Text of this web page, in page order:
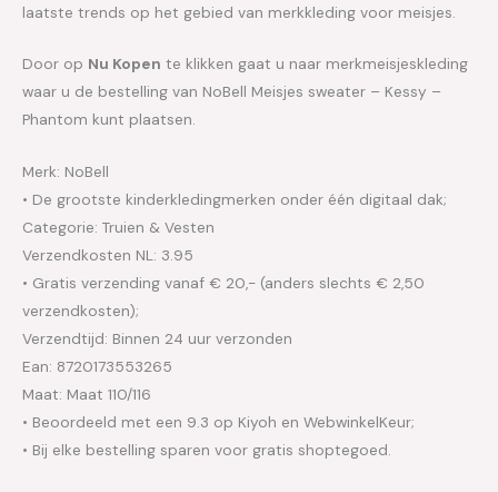
laatste trends op het gebied van merkkleding voor meisjes.
Door op Nu Kopen te klikken gaat u naar merkmeisjeskleding
waar u de bestelling van NoBell Meisjes sweater – Kessy –
Phantom kunt plaatsen.
Merk: NoBell
• De grootste kinderkledingmerken onder één digitaal dak;
Categorie: Truien & Vesten
Verzendkosten NL: 3.95
• Gratis verzending vanaf € 20,- (anders slechts € 2,50
verzendkosten);
Verzendtijd: Binnen 24 uur verzonden
Ean: 8720173553265
Maat: Maat 110/116
• Beoordeeld met een 9.3 op Kiyoh en WebwinkelKeur;
• Bij elke bestelling sparen voor gratis shoptegoed.